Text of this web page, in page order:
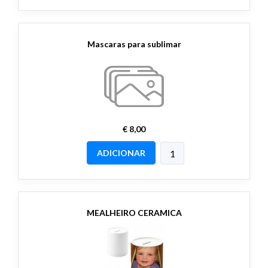
Mascaras para sublimar
€ 8,00
ADICIONAR
MEALHEIRO CERAMICA